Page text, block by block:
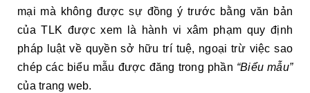
mại mà không được sự đồng ý trước bằng văn bản
của TLK được xem là hành vi xâm phạm quy định
pháp luật về quyền sở hữu trí tuệ, ngoại trừ việc sao
chép các biểu mẫu được đăng trong phần “Biểu mẫu”
của trang web.